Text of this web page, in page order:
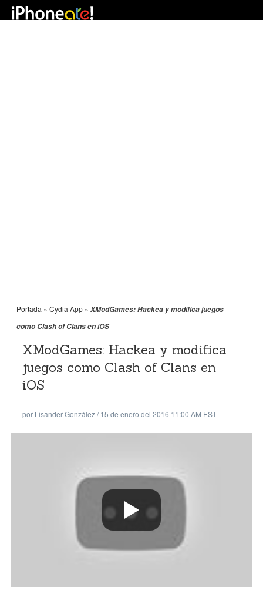
Portada » Cydia App » XModGames: Hackea y modifica juegos
como Clash of Clans en iOS
XModGames: Hackea y modifica
juegos como Clash of Clans en
iOS
por Lisander González/15 de enero del 2016 11:00 AM EST